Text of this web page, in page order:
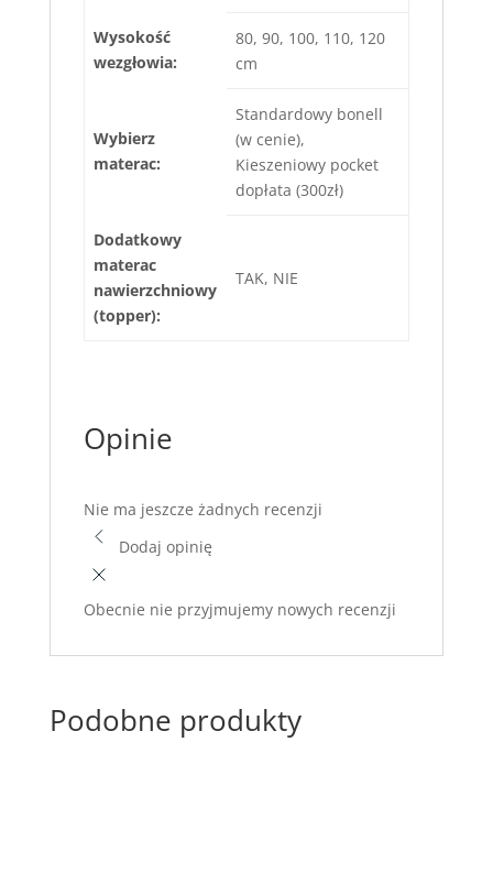
Wysokość
wezgłowia:
80, 90, 100, 110, 120
cm
Wybierz
materac:
Standardowy bonell
(w cenie),
Kieszeniowy pocket
dopłata (300zł)
Dodatkowy
materac
nawierzchniowy
(topper):
TAK, NIE
Opinie
Nie ma jeszcze żadnych recenzji
Dodaj opinię
Obecnie nie przyjmujemy nowych recenzji
Podobne produkty